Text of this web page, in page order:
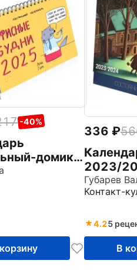
-40%
домик
год
будни
336
2023/
Губарев
Контакт-
4.25
В